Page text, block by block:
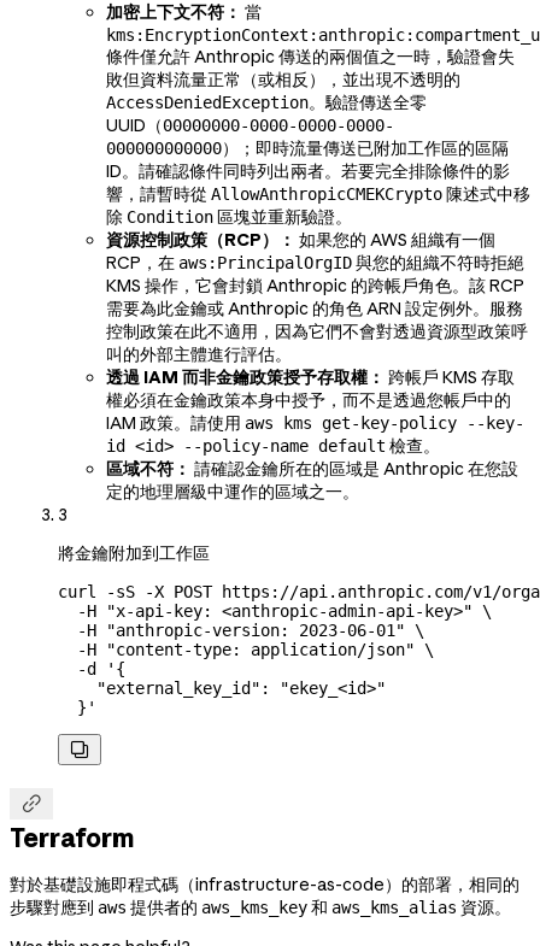
加密上下文不符： 當
條件僅允許 Anthropic 傳送的兩個值之一時，驗證會失
敗但資料流量正常（或相反），並出現不透明的
AccessDeniedException。驗證傳送全零
UUID（00000000-0000-0000-0000-
000000000000）；即時流量傳送已附加工作區的區隔
ID。請確認條件同時列出兩者。若要完全排除條件的影
響，請暫時從 AllowAnthropicCMEKCrypto陳述式中移
除 Condition區塊並重新驗證。
資源控制政策（RCP）： 如果您的 AWS 組織有一個
RCP，在 aws:PrincipalOrgID與您的組織不符時拒絕
KMS 操作，它會封鎖 Anthropic 的跨帳戶角色。該 RCP
需要為此金鑰或 Anthropic 的角色 ARN 設定例外。服務
控制政策在此不適用，因為它們不會對透過資源型政策呼
叫的外部主體進行評估。
透過 IAM 而非金鑰政策授予存取權： 跨帳戶 KMS 存取
權必須在金鑰政策本身中授予，而不是透過您帳戶中的
IAM 政策。請使用 aws kms get-key-policy --key-
id <id> --policy-name default 檢查。
區域不符： 請確認金鑰所在的區域是 Anthropic 在您設
定的地理層級中運作的區域之一。
3
將金鑰附加到工作區
curl -sS -X POST https://api.anthropic.com/v1/
  -H
"x-api-key: <anthropic-admin-api-key>" \
  -H
"anthropic-version: 2023-06-01" \
  -H
"content-type: application/json" \
  -d
'{
    "external_key_id": "ekey_<id>"
  }'


Terraform
對於基礎設施即程式碼（infrastructure-as-code）的部署，相同的
步驟對應到 aws 提供者的 aws_kms_key和 aws_kms_alias 資源。